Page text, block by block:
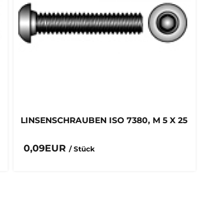
LINSENSCHRAUBEN ISO 7380, M 5 X 25
0,09EUR / Stück